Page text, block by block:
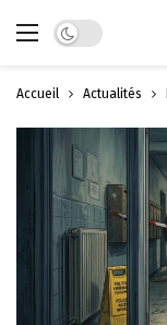
Dark mode
Accueil Actualités